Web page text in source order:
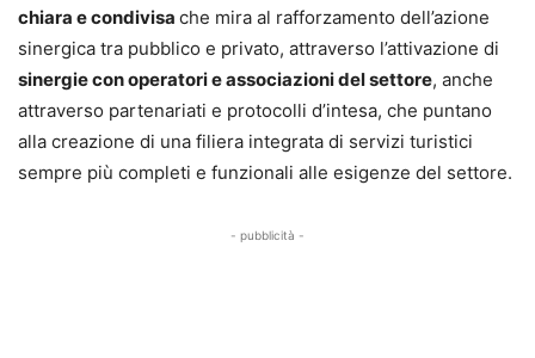
chiara e condivisa che mira al rafforzamento dell’azione
sinergica tra pubblico e privato, attraverso l’attivazione di
sinergie con operatori e associazioni del settore, anche
attraverso partenariati e protocolli d’intesa, che puntano
alla creazione di una filiera integrata di servizi turistici
sempre più completi e funzionali alle esigenze del settore.
- pubblicità -